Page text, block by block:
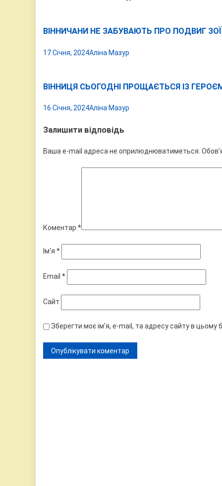
ВІННИЧАНИ НЕ ЗАБУВАЮТЬ ПРО ПОДВИГ
17 Січня, 2024Аліна Мазур
ВІННИЦЯ СЬОГОДНІ ПРОЩАЄТЬСЯ ІЗ
16 Січня, 2024Аліна Мазур
Залишити відповідь
Ваша e-mail адреса не оприлюднюватиметься.
Коментар *
Ім'я *
Email *
Сайт
Зберегти моє ім'я, e-mail, та адресу сайту в цьому